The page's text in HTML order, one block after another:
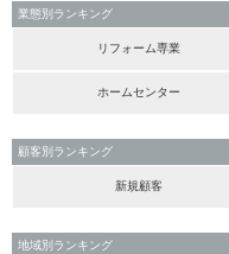
業態別ランキング
リフォーム専業
ホームセンター
顧客別ランキング
新規顧客
地域別ランキング